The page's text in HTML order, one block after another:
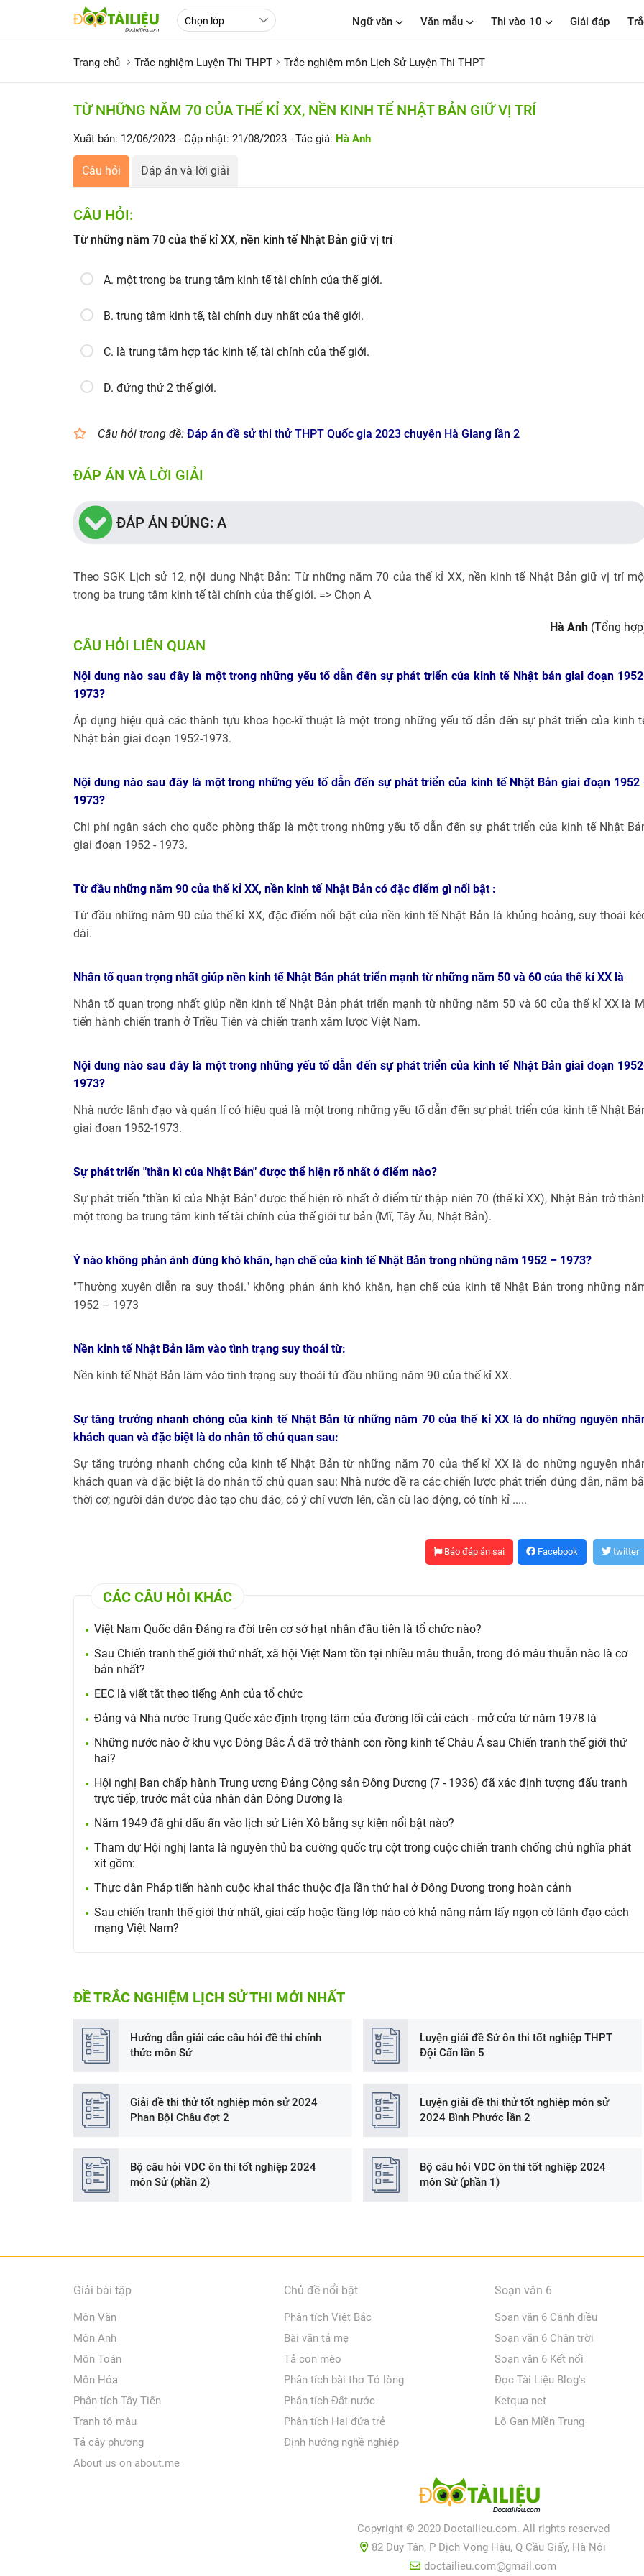
Ngữ văn Văn mẫu Thi vào 10 Giải đáp
Trang chủ Trắc nghiệm Luyện Thi THPT Trắc nghiệm môn Lịch Sử Luyện Thi THPT
TỪ NHỮNG NĂM 70 CỦA THẾ KỈ XX, NỀN KINH TẾ NHẬT BẢN GIỮ VỊ TRÍ
Xuất bản: 12/06/2023 - Cập nhật: 21/08/2023 - Tác giả: Hà Anh
Câu hỏi Đáp án và lời giải
CÂU HỎI:
Từ những năm 70 của thế kỉ XX, nền kinh tế Nhật Bản giữ vị trí
A. một trong ba trung tâm kinh tế tài chính của thế giới.
B. trung tâm kinh tế, tài chính duy nhất của thế giới.
C. là trung tâm hợp tác kinh tế, tài chính của thế giới.
D. đứng thứ 2 thế giới.
Câu hỏi trong đề: Đáp án đề sử thi thử THPT Quốc gia 2023 chuyên Hà Giang lần 2
ĐÁP ÁN VÀ LỜI GIẢI
ĐÁP ÁN ĐÚNG: A
Theo SGK Lịch sử 12, nội dung Nhật Bản: Từ những năm 70 của thế kỉ XX, nền kinh tế Nhật Bản giữ vị trí
trong ba trung tâm kinh tế tài chính của thế giới. => Chọn A
Hà Anh (Tổng
CÂU HỎI LIÊN QUAN
Nội dung nào sau đây là một trong những yếu tố dẫn đến sự phát triển của kinh tế Nhật bản giai đoạn
1973?
Áp dụng hiệu quả các thành tựu khoa học-kĩ thuật là một trong những yếu tố dẫn đến sự phát triển của kinh
Nhật bản giai đoạn 1952-1973.
Nội dung nào sau đây là một trong những yếu tố dẫn đến sự phát triển của kinh tế Nhật Bản giai đoạn 1952
1973?
Chi phí ngân sách cho quốc phòng thấp là một trong những yếu tố dẫn đến sự phát triển của kinh tế Nhật
giai đoạn 1952 - 1973.
Từ đầu những năm 90 của thế kỉ XX, nền kinh tế Nhật Bản có đặc điểm gì nổi bật :
Từ đầu những năm 90 của thế kỉ XX, đặc điểm nổi bật của nền kinh tế Nhật Bản là khủng hoảng, suy thoái
dài.
Nhân tố quan trọng nhất giúp nền kinh tế Nhật Bản phát triển mạnh từ những năm 50 và 60 của thế kỉ XX là
Nhân tố quan trọng nhất giúp nền kinh tế Nhật Bản phát triển mạnh từ những năm 50 và 60 của thế kỉ XX là
tiến hành chiến tranh ở Triều Tiên và chiến tranh xâm lược Việt Nam.
Nội dung nào sau đây là một trong những yếu tố dẫn đến sự phát triển của kinh tế Nhật Bản giai đoạn
1973?
Nhà nước lãnh đạo và quản lí có hiệu quả là một trong những yếu tố dẫn đến sự phát triển của kinh tế Nhật
giai đoạn 1952-1973.
Sự phát triển "thần kì của Nhật Bản" được thể hiện rõ nhất ở điểm nào?
Sự phát triển "thần kì của Nhật Bản" được thể hiện rõ nhất ở điểm từ thập niên 70 (thế kỉ XX), Nhật Bản trở
một trong ba trung tâm kinh tế tài chính của thế giới tư bản (Mĩ, Tây Âu, Nhật Bản).
Ý nào không phản ánh đúng khó khăn, hạn chế của kinh tế Nhật Bản trong những năm 1952 – 1973?
"Thường xuyên diễn ra suy thoái." không phản ánh khó khăn, hạn chế của kinh tế Nhật Bản trong những
1952 – 1973
Nền kinh tế Nhật Bản lâm vào tình trạng suy thoái từ:
Nền kinh tế Nhật Bản lâm vào tình trạng suy thoái từ đầu những năm 90 của thế kỉ XX.
Sự tăng trưởng nhanh chóng của kinh tế Nhật Bản từ những năm 70 của thế kỉ XX là do những nguyên
khách quan và đặc biệt là do nhân tố chủ quan sau:
Sự tăng trưởng nhanh chóng của kinh tế Nhật Bản từ những năm 70 của thế kỉ XX là do những nguyên
khách quan và đặc biệt là do nhân tố chủ quan sau: Nhà nước đề ra các chiến lược phát triển đúng đắn, nắm
thời cơ; người dân được đào tạo chu đáo, có ý chí vươn lên, cần cù lao động, có tính kỉ .....
Báo đáp án sai Facebook twitter
CÁC CÂU HỎI KHÁC
Việt Nam Quốc dân Đảng ra đời trên cơ sở hạt nhân đầu tiên là tổ chức nào?
Sau Chiến tranh thế giới thứ nhất, xã hội Việt Nam tồn tại nhiều mâu thuẫn, trong đó mâu thuẫn nào là cơ
bản nhất?
EEC là viết tắt theo tiếng Anh của tổ chức
Đảng và Nhà nước Trung Quốc xác định trọng tâm của đường lối cải cách - mở cửa từ năm 1978 là
Những nước nào ở khu vực Đông Bắc Á đã trở thành con rồng kinh tế Châu Á sau Chiến tranh thế giới thứ
hai?
Hội nghị Ban chấp hành Trung ương Đảng Cộng sản Đông Dương (7 - 1936) đã xác định tượng đấu tranh
trực tiếp, trước mắt của nhân dân Đông Dương là
Năm 1949 đã ghi dấu ấn vào lịch sử Liên Xô bằng sự kiện nổi bật nào?
Tham dự Hội nghị Ianta là nguyên thủ ba cường quốc trụ cột trong cuộc chiến tranh chống chủ nghĩa phát
xít gồm:
Thực dân Pháp tiến hành cuộc khai thác thuộc địa lần thứ hai ở Đông Dương trong hoàn cảnh
Sau chiến tranh thế giới thứ nhất, giai cấp hoặc tầng lớp nào có khả năng nắm lấy ngọn cờ lãnh đạo cách
mạng Việt Nam?
ĐỀ TRẮC NGHIỆM LỊCH SỬ THI MỚI NHẤT
Hướng dẫn giải các câu hỏi đề thi chính
thức môn Sử
Luyện giải đề Sử ôn thi tốt nghiệp THPT
Đội Cấn lần 5
Giải đề thi thử tốt nghiệp môn sử 2024
Phan Bội Châu đợt 2
Luyện giải đề thi thử tốt nghiệp môn sử
2024 Bình Phước lần 2
Bộ câu hỏi VDC ôn thi tốt nghiệp 2024
môn Sử (phần 2)
Bộ câu hỏi VDC ôn thi tốt nghiệp 2024
môn Sử (phần 1)
Giải bài tập
Môn Văn
Môn Anh
Môn Toán
Môn Hóa
Phân tích Tây Tiến
Tranh tô màu
Tả cây phượng
About us on about.me
Chủ đề nổi bật
Phân tích Việt Bắc
Bài văn tả mẹ
Tả con mèo
Phân tích bài thơ Tỏ lòng
Phân tích Đất nước
Phân tích Hai đứa trẻ
Định hướng nghề nghiệp
Soạn văn 6
Soạn văn 6 Cánh diều
Soạn văn 6 Chân trời
Soạn văn 6 Kết nối
Đọc Tài Liệu Blog's
Ketqua net
Lô Gan Miền Trung
Copyright © 2020 Doctailieu.com. All rights reserved
82 Duy Tân, P Dịch Vọng Hậu, Q Cầu Giấy, Hà Nội
doctailieu.com@gmail.com